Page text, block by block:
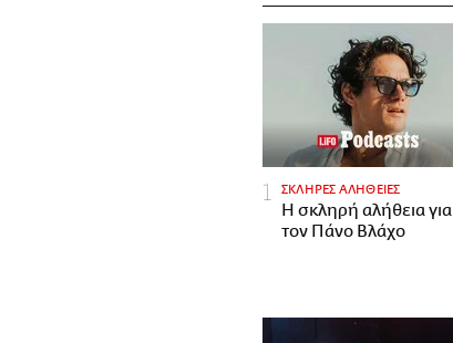
ΣΚΛΗΡΕΣ ΑΛΗΘΕΙΕΣ
H σκληρή αλήθεια για
τον Πάνο Βλάχο